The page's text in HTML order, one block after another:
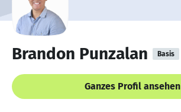
Brandon Punzalan Basis
Ganzes Profil ansehen